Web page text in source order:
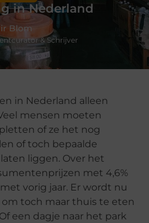
in Nederland
Blom
& Schrijver
in Nederland alleen
mensen moeten
of ze het nog
of toch bepaalde
liggen. Over het
met 4,6%
vorig jaar. Er wordt nu
toch maar thuis te eten
een dagje naar het park